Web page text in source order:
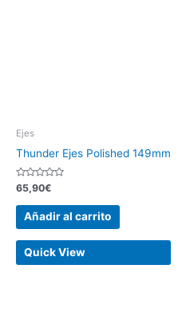
Ejes
Thunder Ejes Polished 149mm
Valorado
con
0
65,90€
Añadir al carrito
Quick View